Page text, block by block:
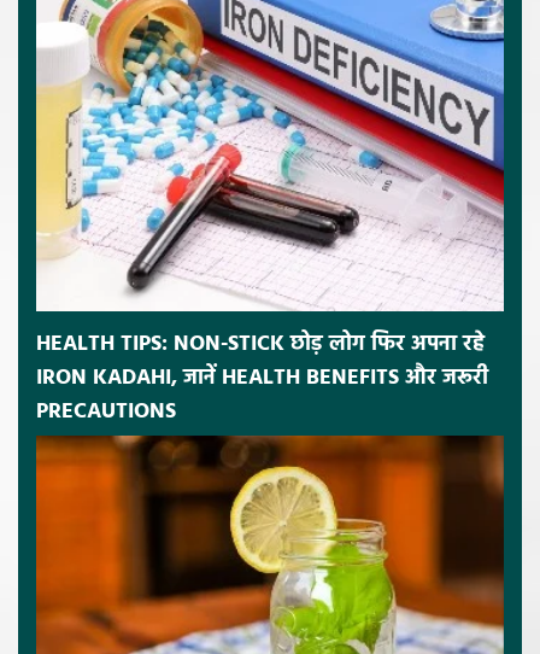
HEALTH TIPS: NON-STICK छोड़ लोग फिर अपना रहे
IRON KADAHI, जानें HEALTH BENEFITS और जरूरी
PRECAUTIONS